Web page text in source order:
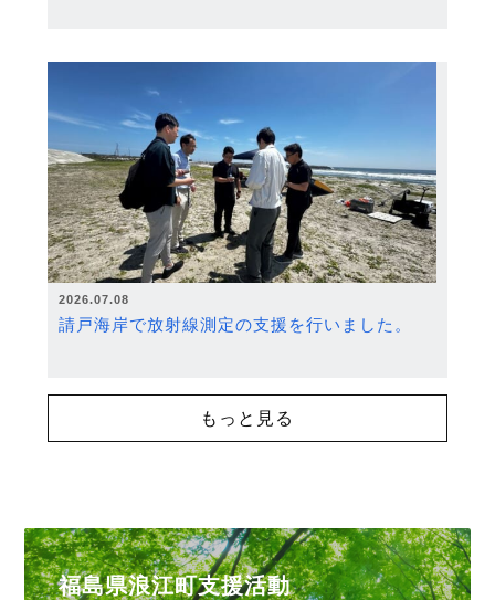
2026.07.08
請戸海岸で放射線測定の支援を行いました。
もっと見る
福島県浪江町支援活動